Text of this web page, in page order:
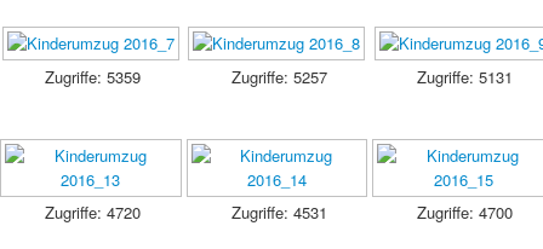
Zugriffe: 5359 Zugriffe: 5257 Zugriffe: 5131
Zugriffe: 4720 Zugriffe: 4531 Zugriffe: 4700